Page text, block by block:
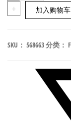
SDE3-
V1D-
HQ4-
+ 加入购物车
SKU： 568663分类：